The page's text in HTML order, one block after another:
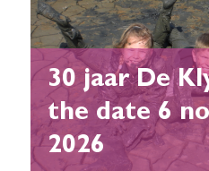
30 jaar De
the date 6
2026